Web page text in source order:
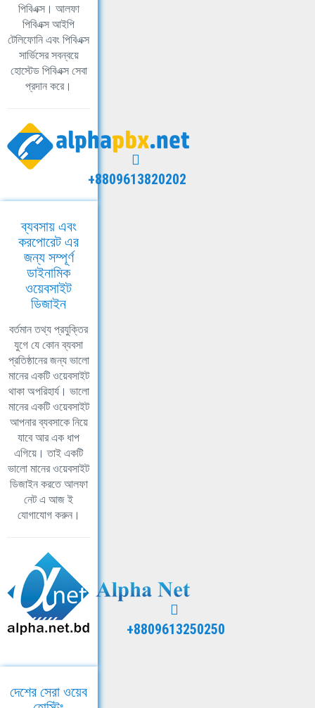
পিবিএক্স। আলফা
পিবিএক্স আইপি
টেলিফোনি এবং পিবিএক্স
সার্ভিসের সবন্বয়ে
হোস্টেড পিবিএক্স সেবা
প্রদান করে।
+8809613820202
ব্যবসায় এবং
করপোরেট এর
জন্য সম্পূর্ণ
ডাইনামিক
ওয়েবসাইট
ডিজাইন
বর্তমান তথ্য প্রযুক্তির
যুগে যে কোন ব্যবসা
প্রতিষ্ঠানের জন্য ভালো
মানের একটি ওয়েবসাইট
থাকা অপরিহার্য। ভালো
মানের একটি ওয়েবসাইট
আপনার ব্যবসাকে নিয়ে
যাবে আর এক ধাপ
এগিয়ে। তাই একটি
ভালো মানের ওয়েবসাইট
ডিজাইন করতে আলফা
নেট এ আজ ই
যোগাযোগ করুন।
+8809613250250
দেশের সেরা ওয়েব